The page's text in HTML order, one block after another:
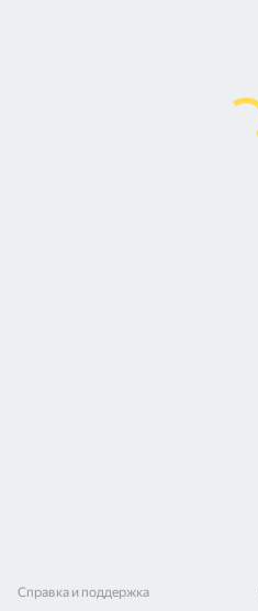
Справка и поддержка